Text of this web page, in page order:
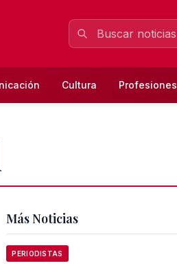
Cultura Profesiones
Más Noticias
PERIODISTAS